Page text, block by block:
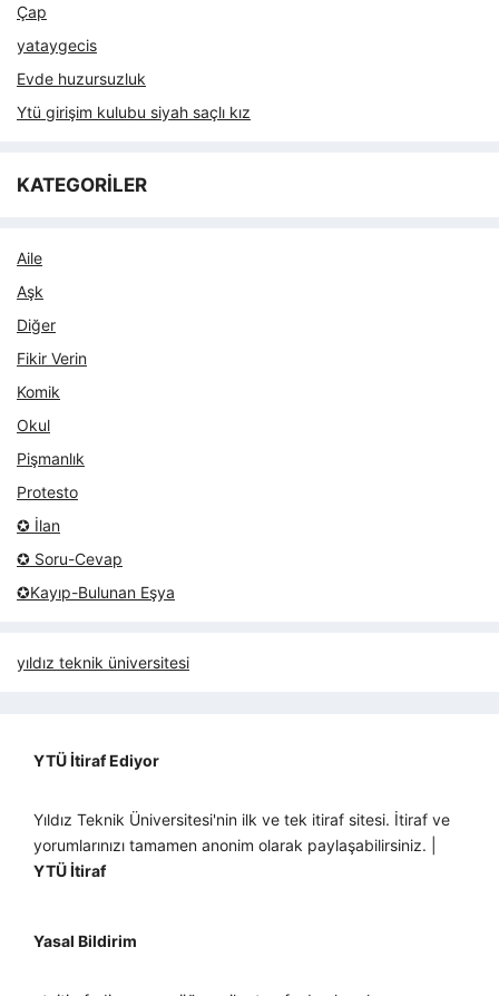
Çap
yataygecis
Evde huzursuzluk
Ytü girişim kulubu siyah saçlı kız
KATEGORİLER
Aile
Aşk
Diğer
Fikir Verin
Komik
Okul
Pişmanlık
Protesto
✪ İlan
✪ Soru-Cevap
✪Kayıp-Bulunan Eşya
yıldız teknik üniversitesi
YTÜ İtiraf Ediyor
Yıldız Teknik Üniversitesi'nin ilk ve tek itiraf sitesi. İtiraf ve
yorumlarınızı tamamen anonim olarak paylaşabilirsiniz. |
YTÜ İtiraf
Yasal Bildirim